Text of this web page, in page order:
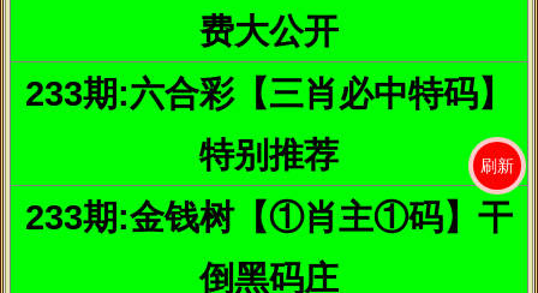
之后变得光彩夺目，可是这美丽背后的代价就是肌肤质量的日趋下
让斑点越来越多、越来越明显。因此尽量不要化妆，无法避免的场
8、青菜汁祛斑